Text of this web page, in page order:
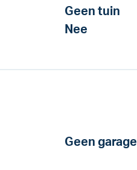
Geen tuin
Nee
Geen garage